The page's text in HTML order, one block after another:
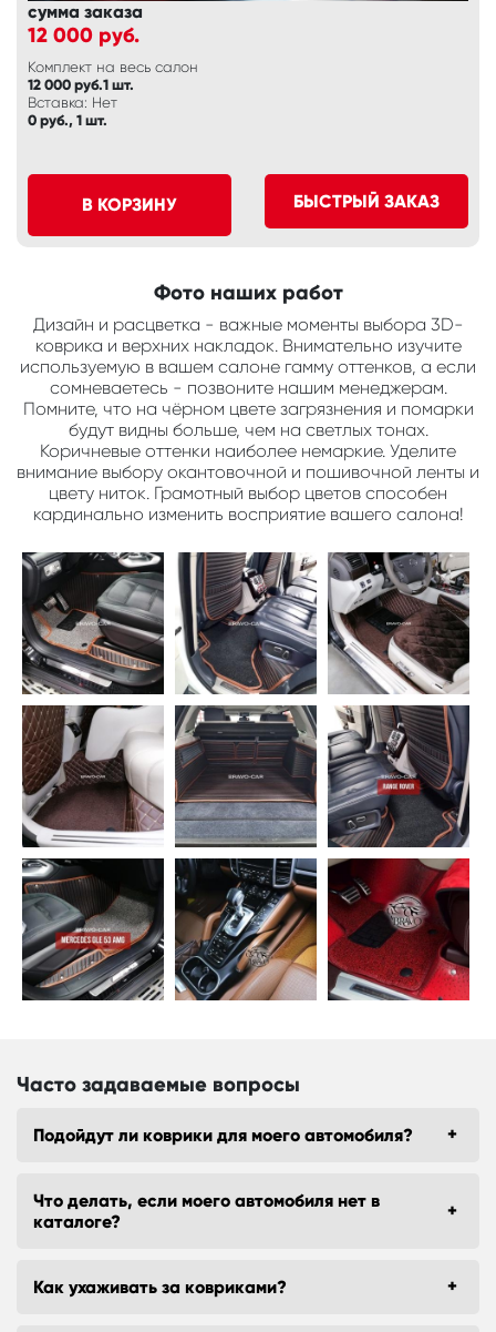
сумма заказа
12 000 руб.
Комплект на весь салон
12 000 руб.1 шт.
Вставка: Нет
0 руб., 1 шт.
В КОРЗИНУ БЫСТРЫЙ ЗАКАЗ
Фото наших работ
Дизайн и расцветка - важные моменты выбора 3D-
коврика и верхних накладок. Внимательно изучите
используемую в вашем салоне гамму оттенков, а если
сомневаетесь - позвоните нашим менеджерам.
Помните, что на чёрном цвете загрязнения и помарки
будут видны больше, чем на светлых тонах.
Коричневые оттенки наиболее немаркие. Уделите
внимание выбору окантовочной и пошивочной ленты и
цвету ниток. Грамотный выбор цветов способен
кардинально изменить восприятие вашего салона!
Часто задаваемые вопросы
Подойдут ли коврики для моего автомобиля?
Что делать, если моего автомобиля нет в
каталоге?
Как ухаживать за ковриками?